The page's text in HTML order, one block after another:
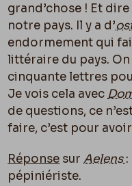
grand’chose ! Et
notre pays. Il y a d’
endormement qui
littéraire du pays.
cinquante lettres
Je vois cela avec
de questions, ce
faire, c’est pour avoir
Réponse surAelens
pépiniériste.